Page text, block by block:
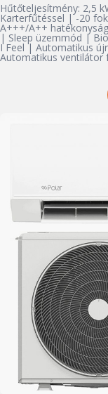
Hűtőteljesítmény: 2,5
Karterfűtéssel | -20
A+++/A++
| Sleep üzemmód |
I Feel | Automatikus
Automatikus ventilátor